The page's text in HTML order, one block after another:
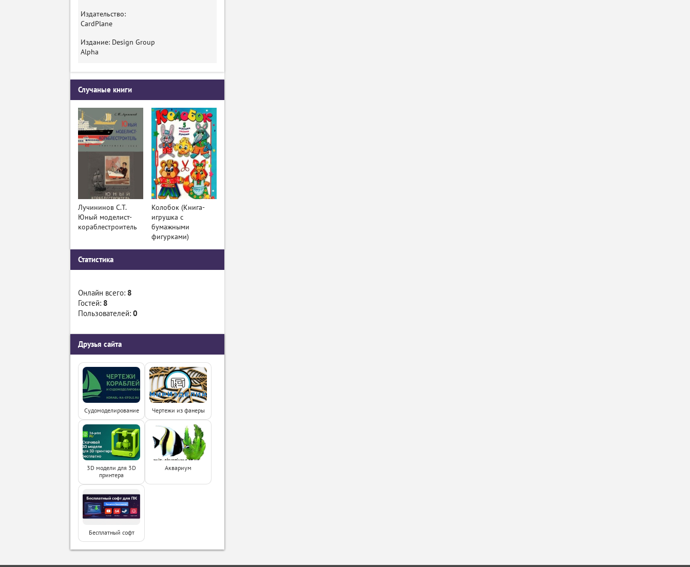
Издательство:
CardPlane
Издание: Design Group
Alpha
Случаные книги
Лучининов С.Т.
Юный моделист-
кораблестроитель
Колобок (Книга-
игрушка с
бумажными
фигурками)
Статистика
Онлайн всего: 8
Гостей: 8
Пользователей: 0
Друзья сайта
Судомоделирование Чертежи из фанеры
3D модели для 3D
принтера
Аквариум
Бесплатный софт